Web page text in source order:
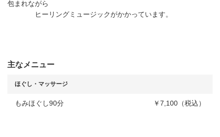
包まれながら
ヒーリングミュージックがかかっています。
主なメニュー
ほぐし・マッサージ
もみほぐし90分 ￥7,100（税込）